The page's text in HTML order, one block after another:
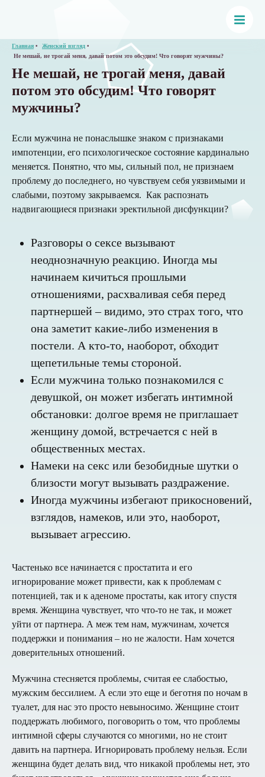
Главная
Женский взгляд
Не мешай, не трогай меня, давай потом это обсудим! Что говорят мужчины?
Не мешай, не трогай меня, давай
потом это обсудим! Что говорят
мужчины?
Если мужчина не понаслышке знаком с признаками
импотенции, его психологическое состояние кардинально
меняется. Понятно, что мы, сильный пол, не признаем
проблему до последнего, но чувствуем себя уязвимыми и
слабыми, поэтому закрываемся. Как распознать
надвигающиеся признаки эректильной дисфункции?
Разговоры о сексе вызывают
неоднозначную реакцию. Иногда мы
начинаем кичиться прошлыми
отношениями, расхваливая себя перед
партнершей – видимо, это страх того, что
она заметит какие-либо изменения в
постели. А кто-то, наоборот, обходит
щепетильные темы стороной.
Если мужчина только познакомился с
девушкой, он может избегать интимной
обстановки: долгое время не приглашает
женщину домой, встречается с ней в
общественных местах.
Намеки на секс или безобидные шутки о
близости могут вызывать раздражение.
Иногда мужчины избегают прикосновений,
взглядов, намеков, или это, наоборот,
вызывает агрессию.
Частенько все начинается с простатита и его
игнорирование может привести, как к проблемам с
потенцией, так и к аденоме простаты, как итогу спустя
время. Женщина чувствует, что что-то не так, и может
уйти от партнера. А меж тем нам, мужчинам, хочется
поддержки и понимания – но не жалости. Нам хочется
доверительных отношений.
Мужчина стесняется проблемы, считая ее слабостью,
мужским бессилием. А если это еще и беготня по ночам в
туалет, для нас это просто невыносимо. Женщине стоит
поддержать любимого, поговорить о том, что проблемы
интимной сферы случаются со многими, но не стоит
давить на партнера. Игнорировать проблему нельзя. Если
женщина будет делать вид, что никакой проблемы нет, это